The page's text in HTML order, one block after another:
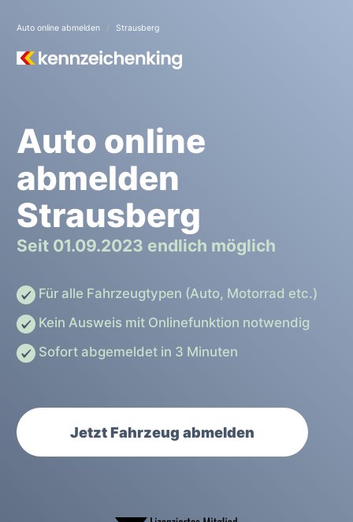
Auto online abmelden Strausberg
Auto online
abmelden
Strausberg
Seit 01.09.2023 endlich möglich
Für alle Fahrzeugtypen (Auto, Motorrad etc.)
Kein Ausweis mit Onlinefunktion notwendig
Sofort abgemeldet in 3 Minuten
Jetzt Fahrzeug abmelden